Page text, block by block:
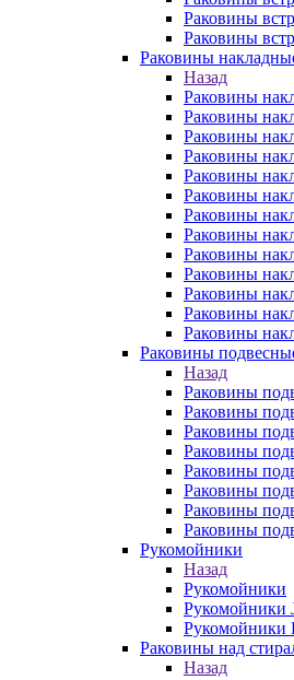
Раковины
Раковины
Раковины
Назад
Раковины
Раковины
Раковины
Раковины
Раковины
Раковины
Раковины
Раковины
Раковины
Раковины
Раковины
Раковины
Раковины
Раковины
Назад
Раковины
Раковины
Раковины
Раковины
Раковины
Раковины
Раковины
Раковины
Рукомойники
Назад
Рукомойники
Рукомойники
Рукомойники
Раковины над
Назад